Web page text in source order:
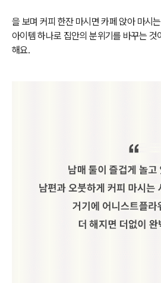
을 보며 커피 한잔 마시면 카페 앉아 마시
아이템 하나로 집안의 분위기를 바꾸는 것
해요.